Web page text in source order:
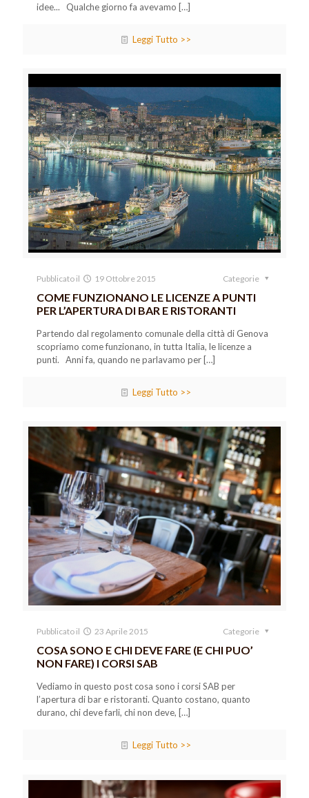
idee... Qualche giorno fa avevamo […]
Leggi Tutto >>
Pubblicato il 19 Ottobre 2015 Categorie
COME FUNZIONANO LE LICENZE A PUNTI
PER L’APERTURA DI BAR E RISTORANTI
Partendo dal regolamento comunale della città di Genova
scopriamo come funzionano, in tutta Italia, le licenze a
punti. Anni fa, quando ne parlavamo per […]
Leggi Tutto >>
Pubblicato il 23 Aprile 2015 Categorie
COSA SONO E CHI DEVE FARE (E CHI PUO’
NON FARE) I CORSI SAB
Vediamo in questo post cosa sono i corsi SAB per
l’apertura di bar e ristoranti. Quanto costano, quanto
durano, chi deve farli, chi non deve, […]
Leggi Tutto >>